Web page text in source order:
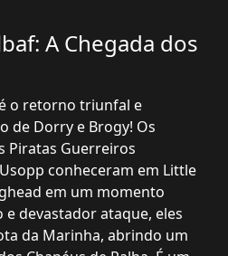
A Chegada dos
o retorno triunfal e
de Dorry e Brogy! Os
Piratas Guerreiros
conheceram em Little
em um momento
e devastador ataque, eles
da Marinha, abrindo um